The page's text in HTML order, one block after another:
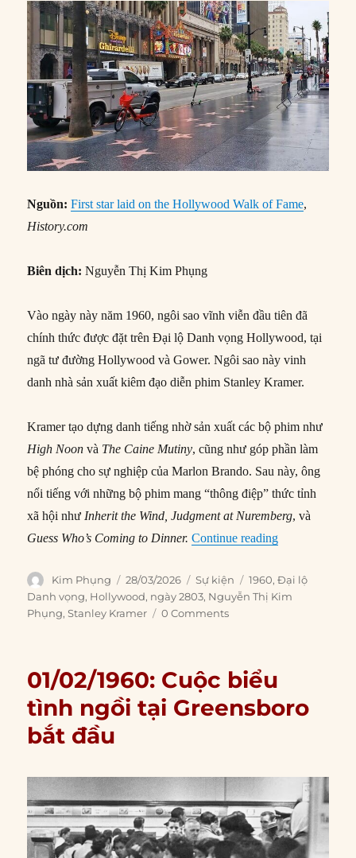
Nguồn:First star laid on the Hollywood Walk of Fame,
History.com
Biên dịch: Nguyễn Thị Kim Phụng
Vào ngày này năm 1960, ngôi sao vĩnh viễn đầu tiên đã
chính thức được đặt trên Đại lộ Danh vọng Hollywood, tại
ngã tư đường Hollywood và Gower. Ngôi sao này vinh
danh nhà sản xuất kiêm đạo diễn phim Stanley Kramer.
Kramer tạo dựng danh tiếng nhờ sản xuất các bộ phim như
High Noon và The Caine Mutiny, cũng như góp phần làm
bệ phóng cho sự nghiệp của Marlon Brando. Sau này, ông
nổi tiếng với những bộ phim mang “thông điệp” thức tỉnh
xã hội như Inherit the Wind, Judgment at Nuremberg, và
Guess Who’s Coming to Dinner. Continue reading“28/03/1960:
Author
Kim Phụng
Posted
on
28/03/2026 Categories
Sự kiện Tags
1960,Đại lộ
Danh vọng, Hollywood, ngày 2803, Nguyễn Thị Kim
Phụng,Stanley Kramer 0 Comments
01/02/1960: Cuộc biểu
tình ngồi tại Greensboro
bắt đầu